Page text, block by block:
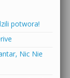
potwora!
Nic Nie